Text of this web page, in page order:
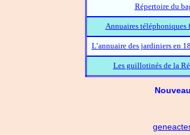
Répertoire du
Annuaires téléphoniques
L’annuaire des jardiniers en
Les guillotinés de la